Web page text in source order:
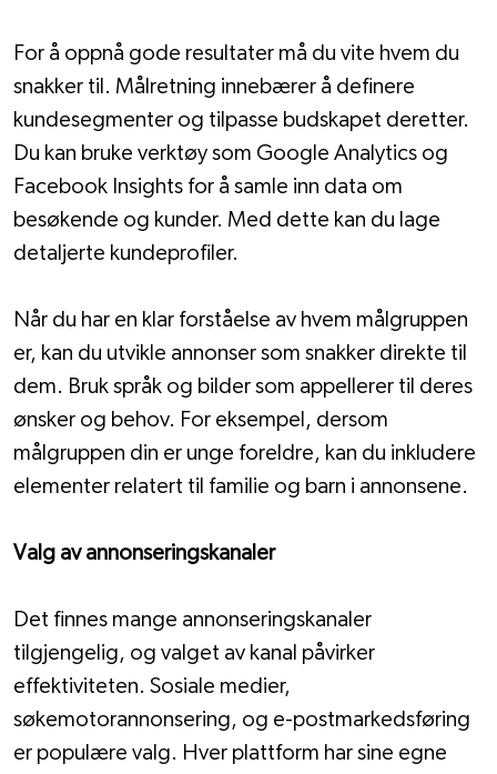
For å oppnå gode resultater må du vite hvem du
snakker til. Målretning innebærer å definere
kundesegmenter og tilpasse budskapet deretter.
Du kan bruke verktøy som Google Analytics og
Facebook Insights for å samle inn data om
besøkende og kunder. Med dette kan du lage
detaljerte kundeprofiler.
Når du har en klar forståelse av hvem målgruppen
er, kan du utvikle annonser som snakker direkte til
dem. Bruk språk og bilder som appellerer til deres
ønsker og behov. For eksempel, dersom
målgruppen din er unge foreldre, kan du inkludere
elementer relatert til familie og barn i annonsene.
Valg av annonseringskanaler
Det finnes mange annonseringskanaler
tilgjengelig, og valget av kanal påvirker
effektiviteten. Sosiale medier,
søkemotorannonsering, og e-postmarkedsføring
er populære valg. Hver plattform har sine egne